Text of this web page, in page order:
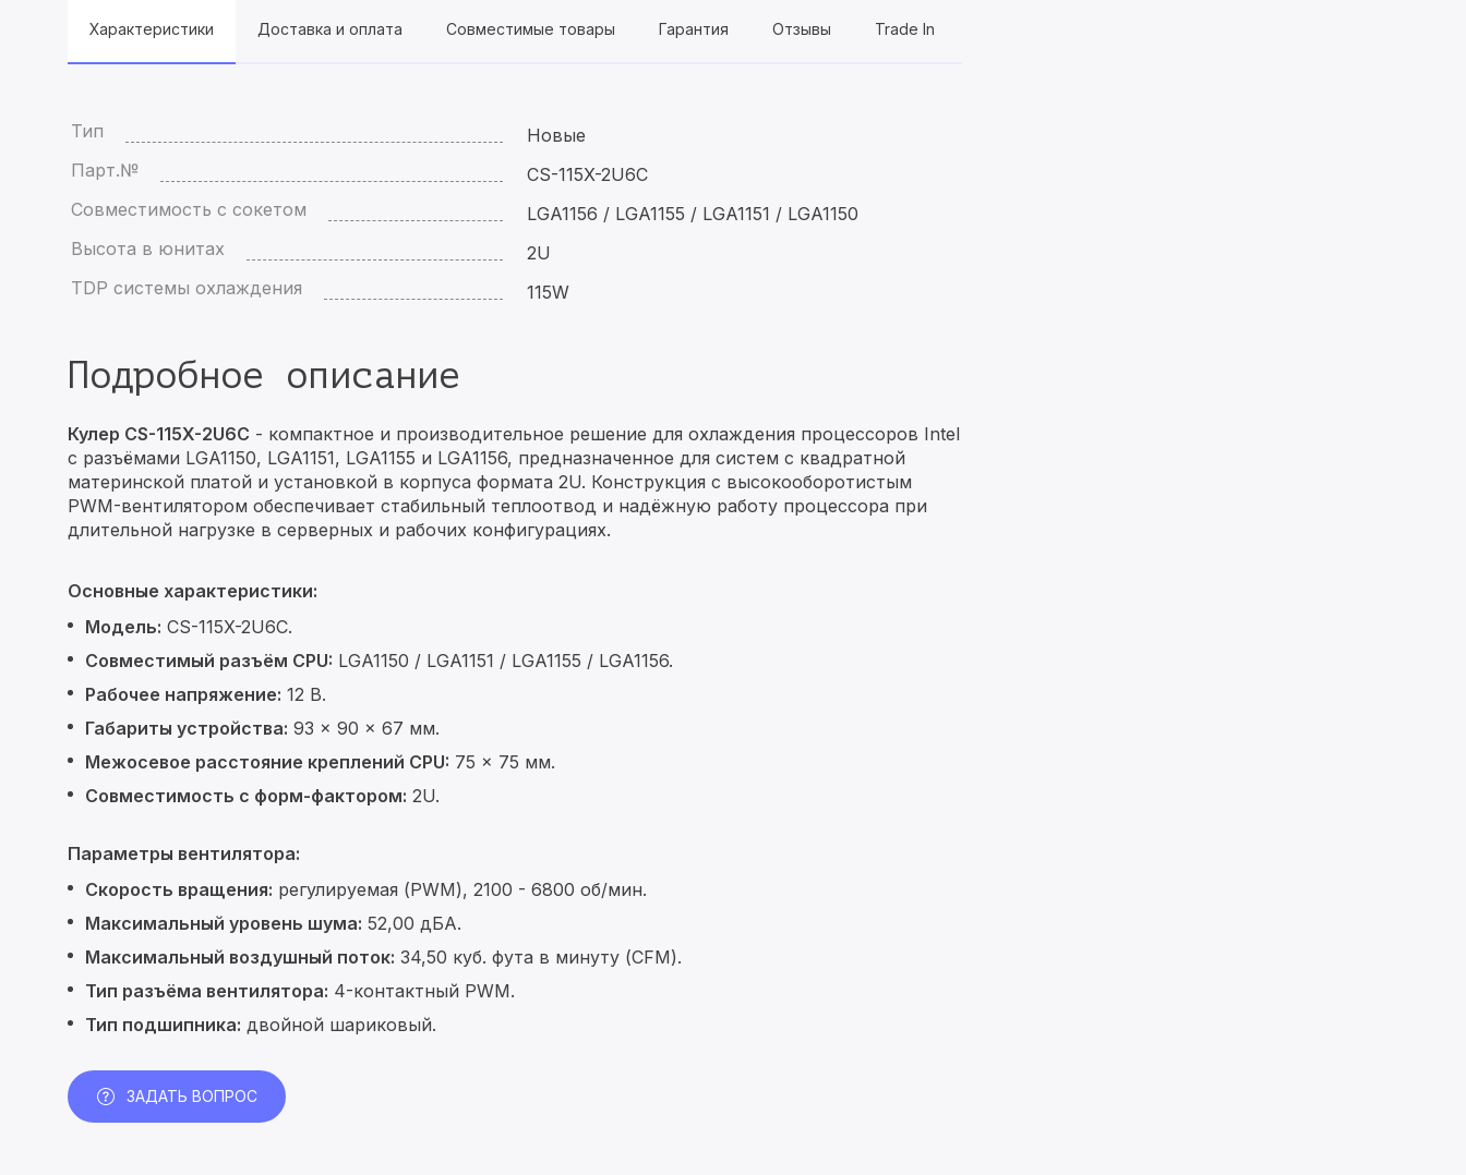
Характеристики Доставка и оплата Совместимые товары Гарантия Отзывы Trade In
Тип
Новые
Парт.№
CS-115X-2U6C
Совместимость с сокетом
LGA1156 / LGA1155 / LGA1151 / LGA1150
Высота в юнитах
2U
TDP системы охлаждения
115W
Подробное описание
Кулер CS-115X-2U6C - компактное и производительное решение для охлаждения процессоров Intel
с разъёмами LGA1150, LGA1151, LGA1155 и LGA1156, предназначенное для систем с квадратной
материнской платой и установкой в корпуса формата 2U. Конструкция с высокооборотистым
PWM-вентилятором обеспечивает стабильный теплоотвод и надёжную работу процессора при
длительной нагрузке в серверных и рабочих конфигурациях.
Основные характеристики:
Модель: CS-115X-2U6C.
Совместимый разъём CPU: LGA1150 / LGA1151 / LGA1155 / LGA1156.
Рабочее напряжение: 12 В.
Габариты устройства: 93 × 90 × 67 мм.
Межосевое расстояние креплений CPU: 75 × 75 мм.
Совместимость с форм-фактором: 2U.
Параметры вентилятора:
Скорость вращения: регулируемая (PWM), 2100 - 6800 об/мин.
Максимальный уровень шума: 52,00 дБА.
Максимальный воздушный поток: 34,50 куб. фута в минуту (CFM).
Тип разъёма вентилятора: 4-контактный PWM.
Тип подшипника: двойной шариковый.
ЗАДАТЬ ВОПРОС